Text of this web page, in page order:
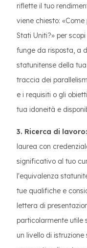
riflette il tuo
viene chiesto:
Stati Uniti?» per
funge da risposta, a
statunitense della tua
traccia dei
e i requisiti o gli
tua idoneità e
3. Ricerca di lavoro:
laurea con
significativo al tuo
l'equivalenza
tue qualifiche e
lettera di
particolarmente utile
un livello di